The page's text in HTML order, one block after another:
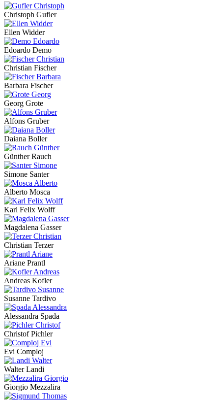
Christoph Gufler
Ellen Widder
Edoardo Demo
Christian Fischer
Barbara Fischer
Georg Grote
Alfons Gruber
Daiana Boller
Günther Rauch
Simone Santer
Alberto Mosca
Karl Felix Wolff
Magdalena Gasser
Christian Terzer
Ariane Prantl
Andreas Kofler
Susanne Tardivo
Alessandra Spada
Christof Pichler
Evi Comploj
Walter Landi
Giorgio Mezzalira